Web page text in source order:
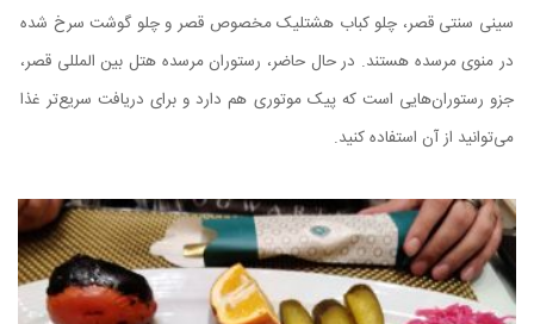
سینی سنتی قصر، چلو کباب هشتلیک مخصوص قصر و چلو گوشت سرخ شده
در منوی مرسده هستند. در حال حاضر، رستوران مرسده هتل بین المللی قصر،
جزو رستوران‌هایی است که پیک موتوری هم دارد و برای دریافت سریع‌تر غذا
می‌توانید از آن استفاده کنید.